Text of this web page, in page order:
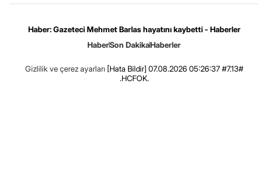
Haber: Gazeteci Mehmet Barlas hayatını kaybetti - Haberler
HaberSon DakikaHaberler
Gizlilik ve çerez ayarları [Hata Bildir] 07.08.2026 05:26:37 #7.13#
.HCFOK.